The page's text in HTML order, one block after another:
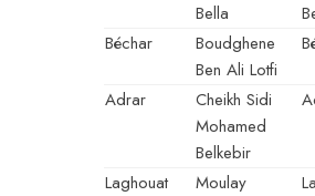
Bella
Béchar
Boudghene
Ben Ali Lotfi
Adrar
Cheikh Sidi
Mohamed
Belkebir
Laghouat
Moulay